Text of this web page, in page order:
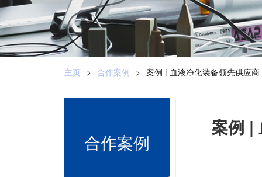
主页 > 合作案例 > 案例 | 血液净化装备领先供应
合作案例
案例 |